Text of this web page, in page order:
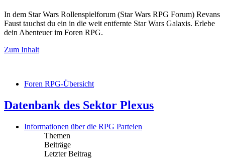
In dem Star Wars Rollenspielforum (Star Wars RPG Forum) Revans
Faust tauchst du ein in die weit entfernte Star Wars Galaxis. Erlebe
dein Abenteuer im Foren RPG.
Zum Inhalt
Foren RPG-Übersicht
Datenbank des Sektor Plexus
Informationen über die RPG Parteien
Themen
Beiträge
Letzter Beitrag